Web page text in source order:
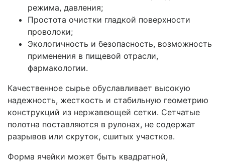
режима, давления;
Простота очистки гладкой поверхности
проволоки;
Экологичность и безопасность, возможность
применения в пищевой отрасли,
фармакологии.
Качественное сырье обуславливает высокую
надежность, жесткость и стабильную геометрию
конструкций из нержавеющей сетки. Сетчатые
полотна поставляются в рулонах, не содержат
разрывов или скруток, сшитых участков.
Форма ячейки может быть квадратной,